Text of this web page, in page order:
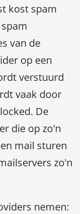
kost spam
van de
op een
verstuurd
vaak door
De
die op zo'n
mail sturen
zo'n
nemen: